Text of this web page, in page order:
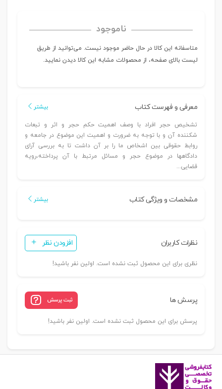
ناموجود
متاسفانه این کالا در حال حاضر موجود نیست. می‌توانید از طریق
لیست بالای صفحه، از محصولات مشابه این کالا دیدن نمایید.
معرفی و فهرست کتاب بیشتر
تشخيص حجر افراد با وصف اهميت حكم حجر و اثر و تبعات
شكننده آن و با توجه به ضرورت و اهميت اين موضوع در جامعه و
روابط حقوقی بين اشخاص ما را بر آن داشت تا به بررسی آرای
دادگاهها در موضوع حجر و مسائل مرتبط با آن پرداخته،رويه
قضايی...
مشخصات و ویژگی کتاب بیشتر
نظرات کاربران افزودن نظر
نظری برای این محصول ثبت نشده است. اولین نفر باشید!
پرسش ها ثبت پرسش
پرسش برای این محصول ثبت نشده است. اولین نفر باشید!